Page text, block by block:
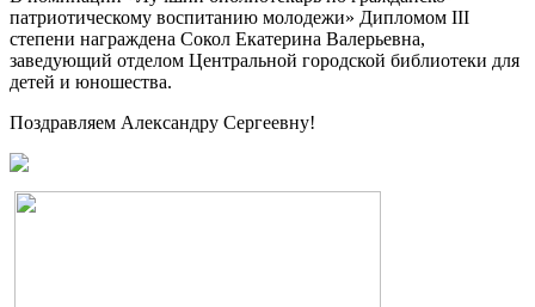
патриотическому воспитанию молодежи» Дипломом III
степени награждена Сокол Екатерина Валерьевна,
заведующий отделом Центральной городской библиотеки для
детей и юношества.
Поздравляем Александру Сергеевну!